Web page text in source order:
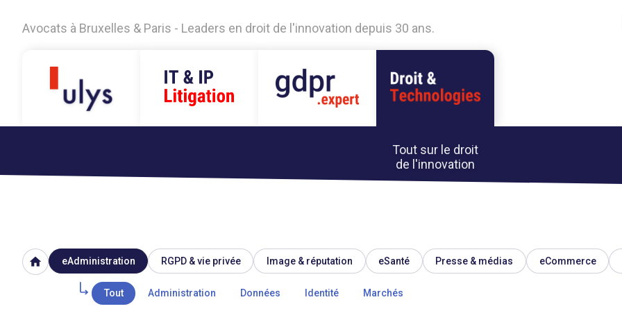
Avocats à Bruxelles & Paris - Leaders en droit de l'innovation depuis 30 ans.
Tout sur le droit
de l'innovation
home eAdministration RGPD & vie privée Image & réputation eSanté Presse & médias eCommerce
Tout Administration Données Identité Marchés